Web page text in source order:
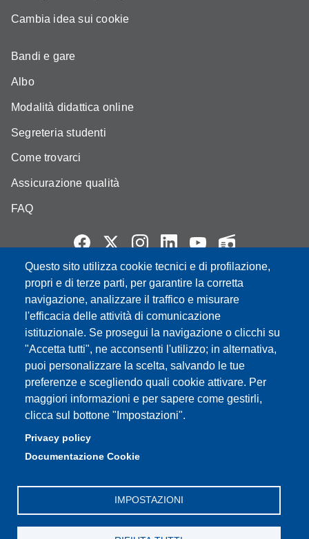
Questo sito utilizza cookie tecnici e di profilazione,
propri e di terze parti, per garantire la corretta
navigazione, analizzare il traffico e misurare
l'efficacia delle attività di comunicazione
istituzionale. Se prosegui la navigazione o clicchi su
"Accetta tutti", ne acconsenti l'utilizzo; in alternativa,
puoi personalizzare la scelta, salvando le tue
preferenze e scegliendo quali cookie attivare. Per
maggiori informazioni e per sapere come gestirli,
clicca sul bottone "Impostazioni".
Privacy policy
Documentazione Cookie
IMPOSTAZIONI
Cambia idea sui cookie
Bandi e gare
Albo
Modalità didattica online
Segreteria studenti
Come trovarci
Assicurazione qualità
FAQ
Partita IVA: 00427620364
e-mail: urp@unimore.it
PEC: primo contatto: urp@pec.unimore.it
Indirizzo ReGIndE per notifica Atti Processuali:
direzionelegale@pec.unimore.it
Sede di Modena: Via Università 4, 41121 Modena, Tel. 059
2056511 - Fax 059 245156
Sede di Reggio Emilia: Viale A. Allegri 9, 42121 Reggio
Emilia, Tel. 0522 523041 - Fax 0522 523045